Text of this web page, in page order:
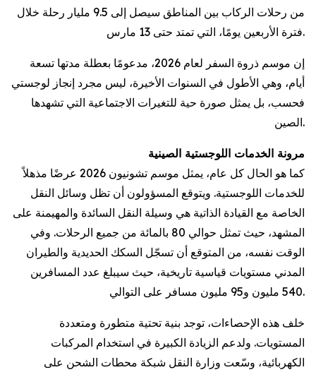
من رحلات الركاب بين المناطق سيصل إلى 9.5 مليار رحلة خلال
فترة الأربعين يومًا، التي تمتد حتى 13 مارس.
إن موسم ذروة السفر لعام 2026، مدعومًا بعطلة مدتها تسعة
أيام، وهي الأطول في السنوات الأخيرة، ليس مجرد إنجاز لوجستي
فحسب، بل يمثل صورة حية للتغيرات الاجتماعية التي تشهدها
الصين.
مرونة الخدمات اللوجستية الصينية
كما هو الحال كل عام، يمثل موسم تشونيون 2026 عرضًا مذهلاً
للخدمات اللوجستية. ويتوقع المسؤولون أن تظل وسائل النقل
الخاصة مع القيادة الذاتية هي وسيلة النقل السائدة والمهيمنة على
المشهد، حيث تمثل حوالي 80 بالمائة من جميع الرحلات. وفي
الوقت نفسه، من المتوقع أن تسجّل السكك الحديدية والطيران
المدني مستويات قياسية تاريخية، حيث سيبلغ عدد المسافرين
540 مليون و95 مليون مسافر على التوالي.
خلف هذه الإحصاءات، توجد بنية تحتية متطورة ومتعددة
المستويات. ولدعم الزيادة الكبيرة في استخدام المركبات
الكهربائية، وسّعت وزارة النقل شبكة محطات الشحن على